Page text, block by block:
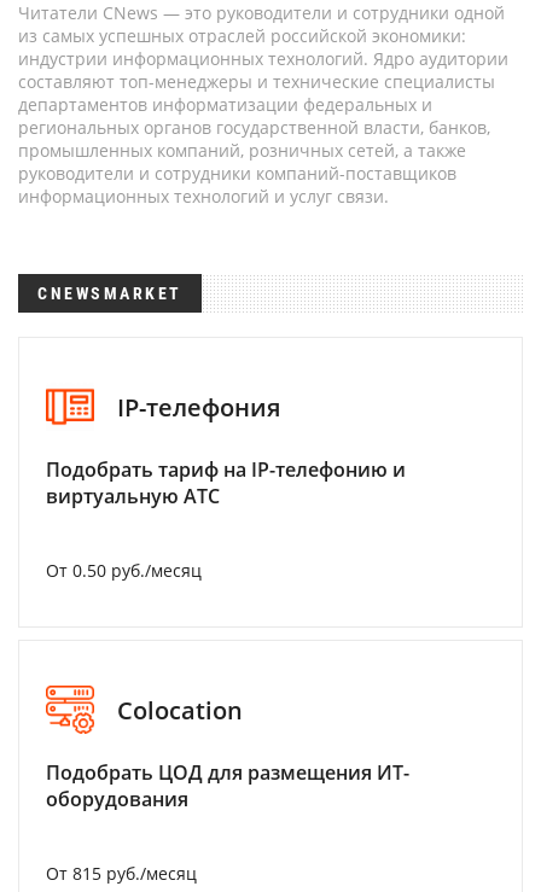
Читатели CNews — это руководители и сотрудники одной
из самых успешных отраслей российской экономики:
индустрии информационных технологий. Ядро аудитории
составляют топ-менеджеры и технические специалисты
департаментов информатизации федеральных и
региональных органов государственной власти, банков,
промышленных компаний, розничных сетей, а также
руководители и сотрудники компаний-поставщиков
информационных технологий и услуг связи.
CNEWSMARKET
IP-телефония
Подобрать тариф на IP-телефонию и
виртуальную АТС
От 0.50 руб./месяц
Colocation
Подобрать ЦОД для размещения ИТ-
оборудования
От 815 руб./месяц